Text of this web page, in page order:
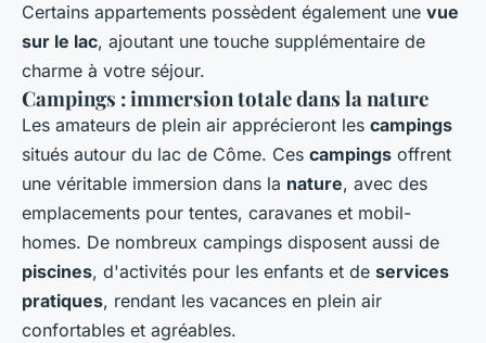
Certains appartements possèdent également une vue
sur le lac, ajoutant une touche supplémentaire de
charme à votre séjour.
Campings : immersion totale dans la nature
Les amateurs de plein air apprécieront les campings
situés autour du lac de Côme. Ces campings offrent
une véritable immersion dans la nature, avec des
emplacements pour tentes, caravanes et mobil-
homes. De nombreux campings disposent aussi de
piscines, d'activités pour les enfants et de services
pratiques, rendant les vacances en plein air
confortables et agréables.